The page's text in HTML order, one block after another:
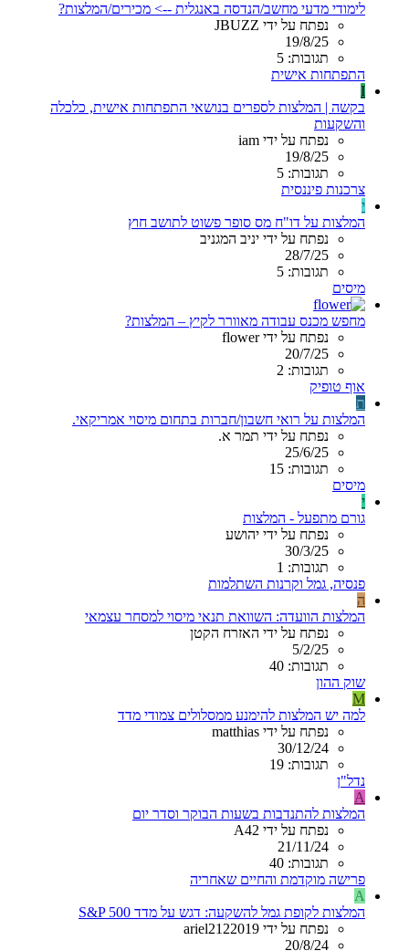
לימודי מדעי מחשב/הנדסה באנגלית --> מכירים/המלצות?
נפתח על ידי JBUZZ
19/8/25
תגובות: 5
התפתחות אישית
I
בקשה | המלצות לספרים בנושאי התפתחות אישית, כלכלה
והשקעות
נפתח על ידי iam
19/8/25
תגובות: 5
צרכנות פיננסית
י
המלצות על דו"ח מס סופר פשוט לתושב חוץ
נפתח על ידי יניב המגניב
28/7/25
תגובות: 5
מיסים
מחפש מכנס עבודה מאוורר לקיץ – המלצות?
נפתח על ידי flower
20/7/25
תגובות: 2
אוף טופיק
ת
המלצות על רואי חשבון/חברות בתחום מיסוי אמריקאי.
נפתח על ידי תמר א.
25/6/25
תגובות: 15
מיסים
י
גורם מתפעל - המלצות
נפתח על ידי יהושע
30/3/25
תגובות: 1
פנסיה, גמל וקרנות השתלמות
ה
המלצות הוועדה: השוואת תנאי מיסוי למסחר עצמאי
נפתח על ידי האזרח הקטן
5/2/25
תגובות: 40
שוק ההון
M
למה יש המלצות להימנע ממסלולים צמודי מדד
נפתח על ידי matthias
30/12/24
תגובות: 19
נדל"ן
A
המלצות להתנדבות בשעות הבוקר וסדר יום
נפתח על ידי A42
21/11/24
תגובות: 40
פרישה מוקדמת והחיים שאחריה
A
המלצות לקופת גמל להשקעה: דגש על מדד S&P 500
נפתח על ידי ariel2122019
20/8/24